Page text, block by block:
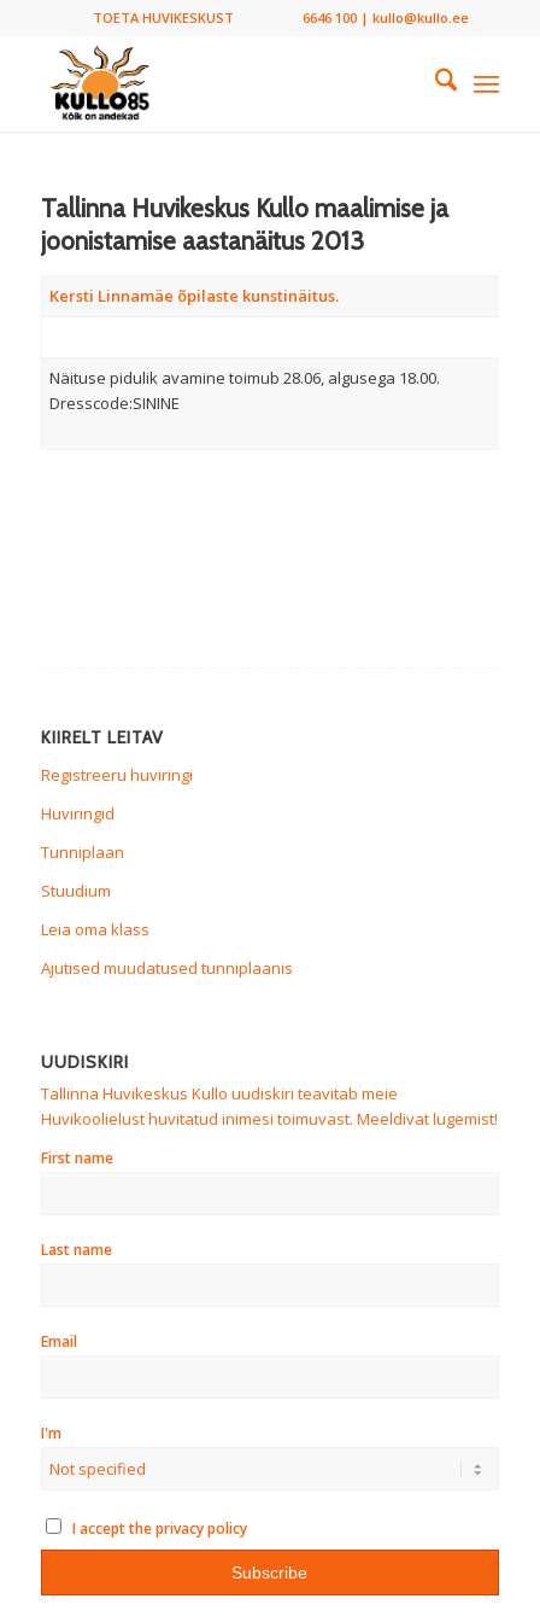
TOETA HUVIKESKUST 6646 100 | kullo@kullo.ee
Tallinna Huvikeskus Kullo maalimise ja
joonistamise aastanäitus 2013
Kersti Linnamäe õpilaste kunstinäitus.
Näituse pidulik avamine toimub 28.06, algusega 18.00.
Dresscode:SININE
KIIRELT LEITAV
Registreeru huviringi
Huviringid
Tunniplaan
Stuudium
Leia oma klass
Ajutised muudatused tunniplaanis
UUDISKIRI
Tallinna Huvikeskus Kullo uudiskiri teavitab meie
Huvikoolielust huvitatud inimesi toimuvast. Meeldivat lugemist!
First name
Last name
Email
I'm
I accept the privacy policy